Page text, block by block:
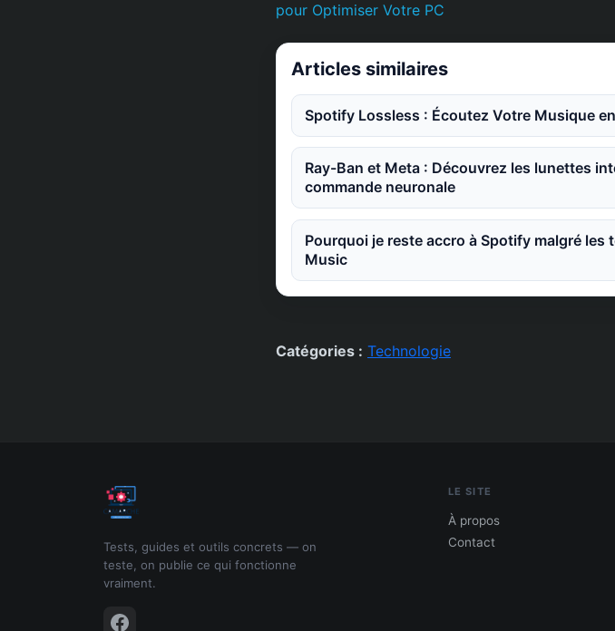
pour Optimiser Votre PC
Articles similaires
Spotify Lossless : Écoutez Votre Musique
Ray-Ban et Meta : Découvrez les lunettes
commande neuronale
Pourquoi je reste accro à Spotify malgré les
Music
Catégories : Technologie
Tests, guides et outils concrets — on
teste, on publie ce qui fonctionne
vraiment.
LE SITE
À propos
Contact